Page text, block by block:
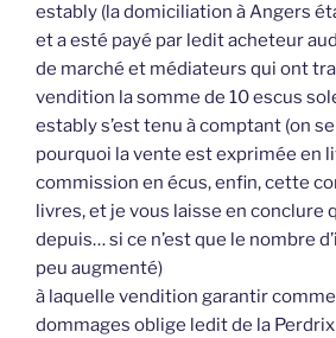
estably (la domiciliation à Angers
et a esté payé par ledit acheteur
de marché et médiateurs qui ont
vendition la somme de 10 escus
estably s’est tenu à comptant (on
pourquoi la vente est exprimée en
commission en écus, enfin, cette
livres, et je vous laisse en conclure
depuis… si ce n’est que le nombre
peu augmenté)
à laquelle vendition garantir
dommages oblige ledit de la